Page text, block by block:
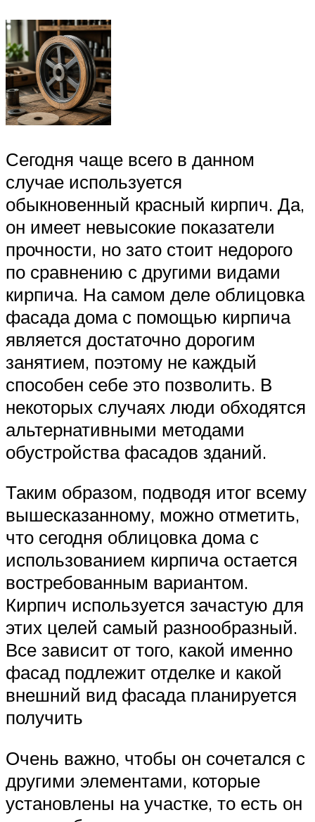
Сегодня чаще всего в данном
случае используется
обыкновенный красный кирпич. Да,
он имеет невысокие показатели
прочности, но зато стоит недорого
по сравнению с другими видами
кирпича. На самом деле облицовка
фасада дома с помощью кирпича
является достаточно дорогим
занятием, поэтому не каждый
способен себе это позволить. В
некоторых случаях люди обходятся
альтернативными методами
обустройства фасадов зданий.
Таким образом, подводя итог всему
вышесказанному, можно отметить,
что сегодня облицовка дома с
использованием кирпича остается
востребованным вариантом.
Кирпич используется зачастую для
этих целей самый разнообразный.
Все зависит от того, какой именно
фасад подлежит отделке и какой
внешний вид фасада планируется
получить
Очень важно, чтобы он сочетался с
другими элементами, которые
установлены на участке, то есть он